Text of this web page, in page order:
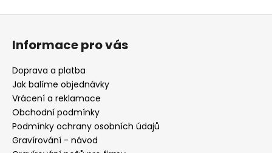
Z
Informace pro vás
Doprava a platba
Jak balíme objednávky
Vrácení a reklamace
Obchodní podmínky
Podmínky ochrany osobních údajů
Gravírování - návod